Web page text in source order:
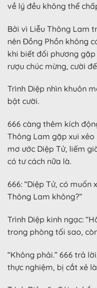
về lý đều không thể
Bởi vì Liễu Thông Lam
nên Đồng Phồn không
khi biết đối phương
rượu chúc mừng, cười
Trình Diệp nhìn khuôn
bật cười.
666 càng thêm kích
Thông Lam gặp xui
mơ ước Diệp Tử, liếm
có tư cách nữa là.
666: “Diệp Tử, có
Thông Lam không?”
Trình Diệp kinh ngạc:
trong phòng tối sao,
“Không phải.” 666 trả
thực nghiệm, bị cắt xẻ